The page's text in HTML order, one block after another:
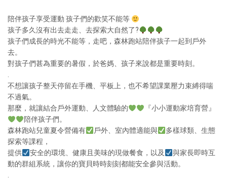
陪伴孩子享受運動 孩子們的歡笑不能等
孩子多久沒有出去走走、去探索大自然了?
孩子們成長的時光不能等，走吧，森林跑站陪伴孩子一起到戶外
去。
對孩子們甚為重要的暑假，於爸媽、孩子來說都是重要時刻。
.
不想讓孩子整天停留在手機、平板上，也不希望課業壓力束縛得喘
不過氣。
那麼，就讓結合戶外運動、人文體驗的
『小小運動家培育營』
陪伴孩子們。
森林跑站兒童夏令營備有
戶外、室內體適能與
多樣球類、生態
探索等課程，
提供
安全的環境、健康且美味的現做餐食，以及
與家長即時互
動的群組系統，讓你的寶貝時時刻刻都能安全參與活動。
.